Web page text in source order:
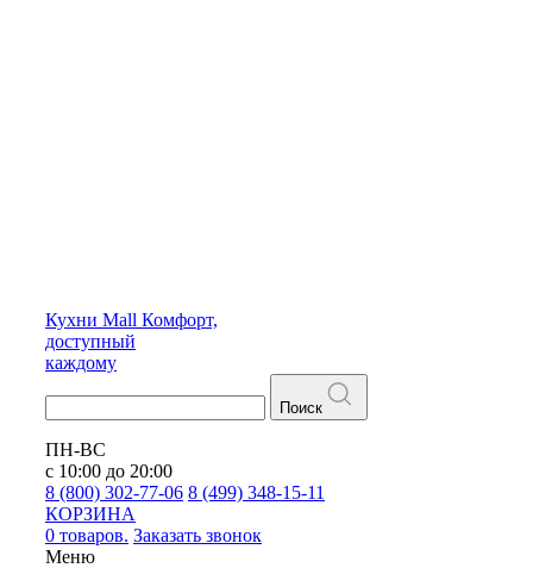
Кухни Mall Комфорт,
доступный
каждому
Поиск
ПН-ВС
с 10:00 до 20:00
8 (800) 302-77-06 8 (499) 348-15-11
КОРЗИНА
0 товаров. Заказать звонок
Меню